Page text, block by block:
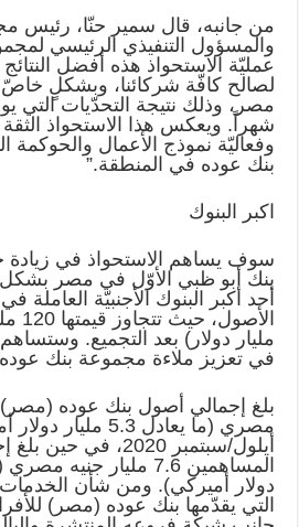
من جانبه، قال سمير حنّا، رئيس
والمسؤول التنفيذي الرئيسي
عمليّة الاستحواذ هذه أفضل النتائج
لصالح كافّة شركائنا، وبشكلٍ خاصّ
شهراً. ويعكس هذا الاستحواذ الثقة
وفعاليّة نموذج الأعمال
بنك عوده في المنطقة.”
اكبر البنوك
سوف يساهم الاستحواذ في
بنك أبو ظبي الأوّل في مصر
أحد أكبر البنوك الأجنبيّة
مليار دولار) بعد التجميع.
في تعزيز ملاءة مجموعة بنك عوده
مصري (ما يعادل 5.3
أيلول/سبتمبر 2020، في
دولار أميركي). ومن شأن الخدمات
التي يقدّمها بنك عوده (مصر)